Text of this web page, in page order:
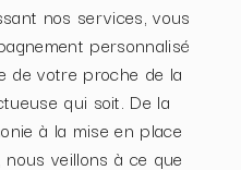
nos services, vous
personnalisé
de votre proche de la
qui soit. De la
à la mise en place
veillons à ce que